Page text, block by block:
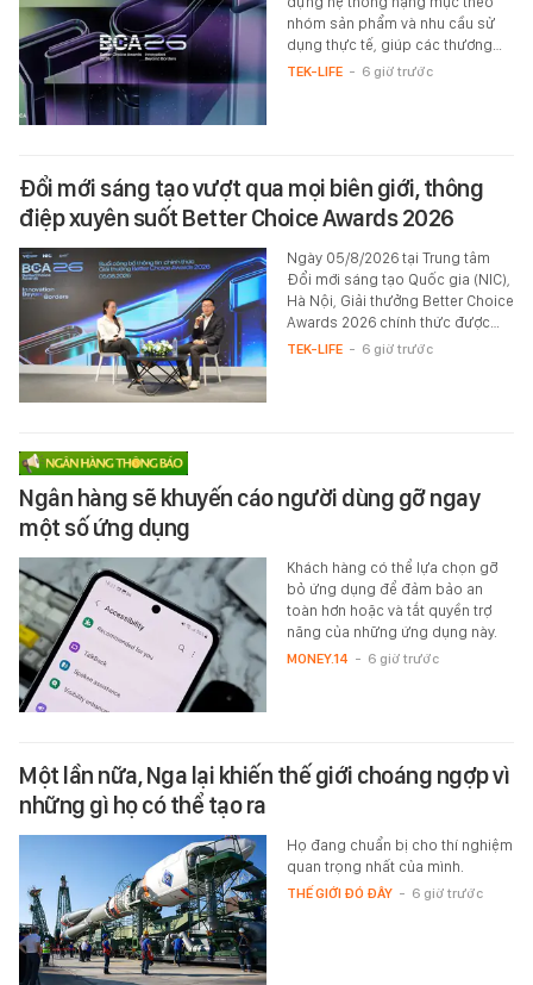
nhóm sản phẩm và nhu cầu sử
dụng thực tế, giúp các thương…
TEK-LIFE - 6 giờ trước
Đổi mới sáng tạo vượt qua mọi biên giới, thông
điệp xuyên suốt Better Choice Awards 2026
Ngày 05/8/2026 tại Trung tâm
Đổi mới sáng tạo Quốc gia (NIC),
Hà Nội, Giải thưởng Better Choice
Awards 2026 chính thức được…
TEK-LIFE - 6 giờ trước
Ngân hàng sẽ khuyến cáo người dùng gỡ ngay
một số ứng dụng
Khách hàng có thể lựa chọn gỡ
bỏ ứng dụng để đảm bảo an
toàn hơn hoặc và tắt quyền trợ
năng của những ứng dụng này.
MONEY.14 - 6 giờ trước
Một lần nữa, Nga lại khiến thế giới choáng ngợp vì
những gì họ có thể tạo ra
Họ đang chuẩn bị cho thí nghiệm
quan trọng nhất của mình.
THẾ GIỚI ĐÓ ĐÂY - 6 giờ trước